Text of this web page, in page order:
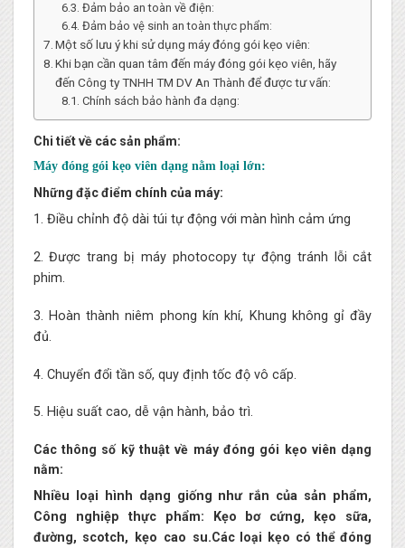
Đảm bảo an toàn về điện:
Đảm bảo vệ sinh an toàn thực phẩm:
Một số lưu ý khi sử dụng máy đóng gói kẹo viên:
Khi bạn cần quan tâm đến máy đóng gói kẹo viên, hãy
đến Công ty TNHH TM DV An Thành để được tư vấn:
Chính sách bảo hành đa dạng:
Chi tiết về các sản phẩm:
Máy đóng gói kẹo viên dạng nằm loại lớn:
Những đặc điểm chính của máy:
1. Điều chỉnh độ dài túi tự động với màn hình cảm ứng
2. Được trang bị máy photocopy tự động tránh lỗi cắt
phim.
3. Hoàn thành niêm phong kín khí, Khung không gỉ đầy
đủ.
4. Chuyển đổi tần số, quy định tốc độ vô cấp.
5. Hiệu suất cao, dễ vận hành, bảo trì.
Các thông số kỹ thuật về máy đóng gói kẹo viên dạng
nằm:
Nhiều loại hình dạng giống như rắn của sản phẩm,
Công nghiệp thực phẩm: Kẹo bơ cứng, kẹo sữa,
đường, scotch, kẹo cao su.Các loại kẹo có thể đóng